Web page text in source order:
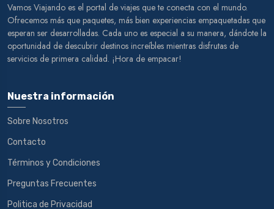
Vamos Viajando es el portal de viajes que te conecta con el mundo.
Ofrecemos más que paquetes, más bien experiencias empaquetadas que
esperan ser desarrolladas. Cada uno es especial a su manera, dándote la
oportunidad de descubrir destinos increíbles mientras disfrutas de
servicios de primera calidad. ¡Hora de empacar!
Nuestra información
Sobre Nosotros
Contacto
Términos y Condiciones
Preguntas Frecuentes
Politica de Privacidad